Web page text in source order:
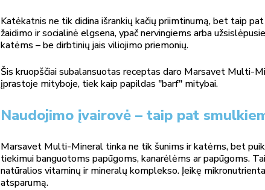
Katėkatnis ne tik didina išrankių kačių priimtinumą, bet taip
žaidimo ir socialinė elgsena, ypač nervingiems arba
katėms – be dirbtinių jais viliojimo priemonių.
Šis kruopščiai subalansuotas receptas daro Marsavet Multi-
įprastoje mityboje, tiek kaip papildas "barf" mitybai.
Naudojimo įvairovė – taip pat
Marsavet Multi-Mineral tinka ne tik šunims ir katėms, bet
tiekimui banguotoms papūgoms, kanarėlėms ar papūgoms.
natūralios vitaminų ir mineralų komplekso. Įeikę
atsparumą.